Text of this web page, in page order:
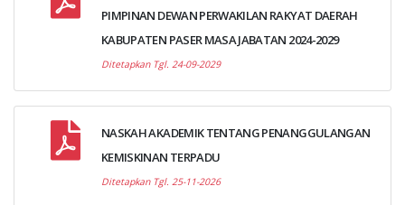
PIMPINAN DEWAN PERWAKILAN RAKYAT DAERAH
KABUPATEN PASER MASA JABATAN 2024-2029
Ditetapkan Tgl. 24-09-2029
NASKAH AKADEMIK TENTANG PENANGGULANGAN
KEMISKINAN TERPADU
Ditetapkan Tgl. 25-11-2026